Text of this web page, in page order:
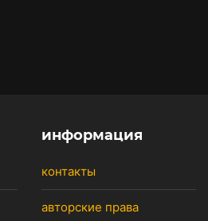
информация
контакты
авторские права